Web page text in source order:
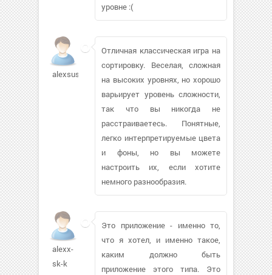
уровне :(
alexsus111379
Отличная классическая игра на
сортировку. Веселая, сложная
на высоких уровнях, но хорошо
варьирует уровень сложности,
так что вы никогда не
расстраиваетесь. Понятные,
легко интерпретируемые цвета
и фоны, но вы можете
настроить их, если хотите
немного разнообразия.
alexx-
sk-k
Это приложение - именно то,
что я хотел, и именно такое,
каким должно быть
приложение этого типа. Это